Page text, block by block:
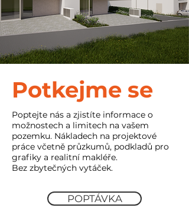
Potkejme se
Poptejte nás a zjistíte informace o
možnostech a limitech na vašem
pozemku. Nákladech na projektové
práce včetně průzkumů, podkladů pro
grafiky a realitní makléře.
Bez zbytečných vytáček.
POPTÁVKA